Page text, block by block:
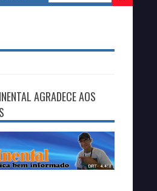
AGRADECE AOS